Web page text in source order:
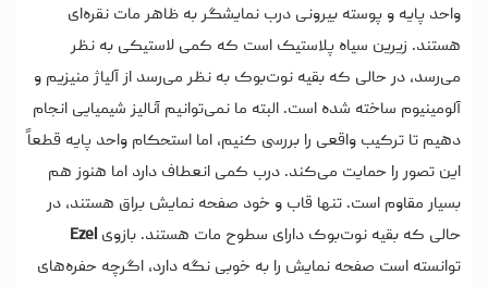
واحد پایه و پوسته بیرونی درب نمایشگر به ظاهر مات نقره‌ای
هستند. زیرین سیاه پلاستیک است که کمی لاستیکی به نظر
می‌رسد، در حالی که بقیه نوت‌بوک به نظر می‌رسد از آلیاژ منیزیم و
آلومینیوم ساخته شده است. البته ما نمی‌توانیم آنالیز شیمیایی انجام
دهیم تا ترکیب واقعی را بررسی کنیم، اما استحکام واحد پایه قطعاً
این تصور را حمایت می‌کند. درب کمی انعطاف دارد اما هنوز هم
بسیار مقاوم است. تنها قاب و خود صفحه نمایش براق هستند، در
حالی که بقیه نوت‌بوک دارای سطوح مات هستند. بازوی Ezel
توانسته است صفحه نمایش را به خوبی نگه دارد، اگرچه حفره‌های